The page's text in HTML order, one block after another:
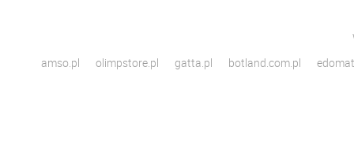
amso.pl
olimpstore.pl gatta.pl botland.com.pl